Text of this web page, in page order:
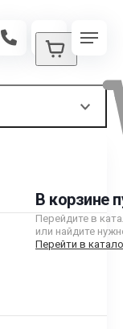
В корзине
Перейдите в
или найдите
Перейти в